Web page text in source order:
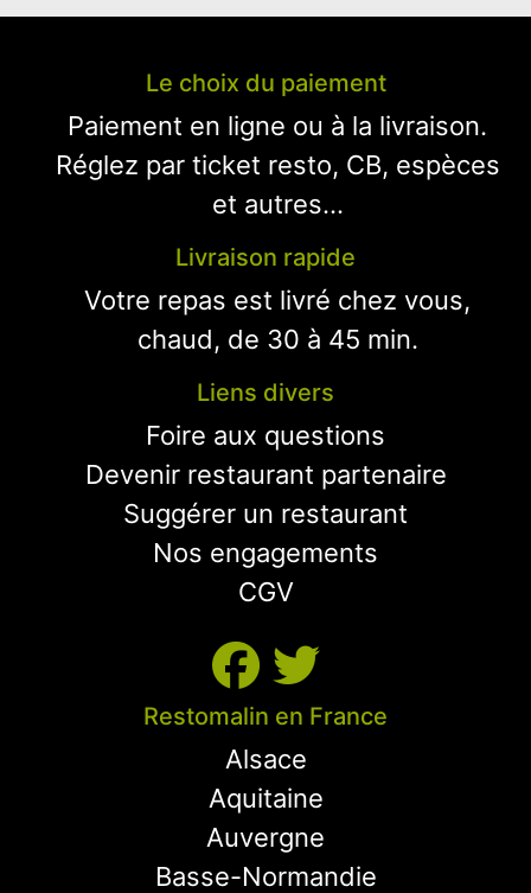
Le choix du paiement
Paiement en ligne ou à la livraison.
Réglez par ticket resto, CB, espèces
et autres...
Livraison rapide
Votre repas est livré chez vous,
chaud, de 30 à 45 min.
Liens divers
Foire aux questions
Devenir restaurant partenaire
Suggérer un restaurant
Nos engagements
CGV
Restomalin en France
Alsace
Aquitaine
Auvergne
Basse-Normandie